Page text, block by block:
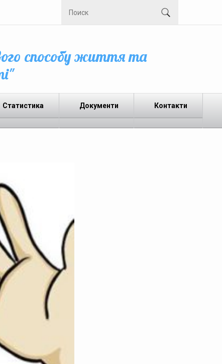
способу життя та
Статистика Документи Контакти